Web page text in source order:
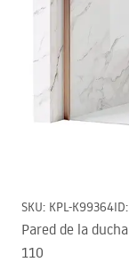
SKU: KPL-K99364ID:
Pared de la
110